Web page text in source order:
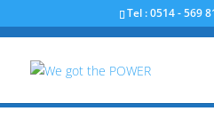
Tel : 0514 - 569